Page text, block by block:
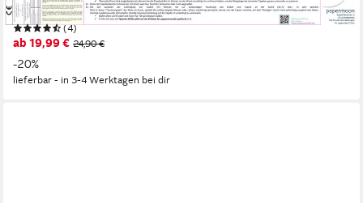
Poster
(4)
ab 19,99 € 24,90 €
-20%
lieferbar - in 3-4 Werktagen bei dir